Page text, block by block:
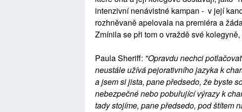
intenzivní nenávistné kampan - v její
rozhněvaně apelovala na premiéra a
Zmínila se při tom o vraždě své
Paula Sheriff: "Opravdu nechci
neustále užívá pejorativního jazyka k
a jsem si jista, pane předsedo, že byste
nebezpečné nebo pobuřující výrazy k
tady stojíme, pane předsedo, pod štítem